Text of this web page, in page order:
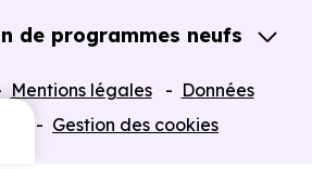
de programmes neufs
neufs Dispositif Jeanbrun
Mentions légales
Données
Gestion des cookies